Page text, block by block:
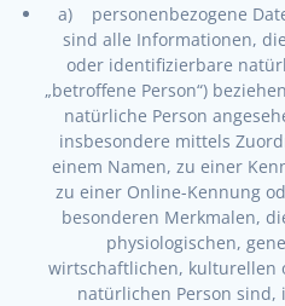
a) personenbezogene
sind alle Informationen,
oder identifizierbare
„betroffene Person“)
natürliche Person
insbesondere mittels
einem Namen, zu einer
zu einer Online-Kennung
besonderen Merkmalen,
physiologischen,
wirtschaftlichen, kulturellen
natürlichen Person